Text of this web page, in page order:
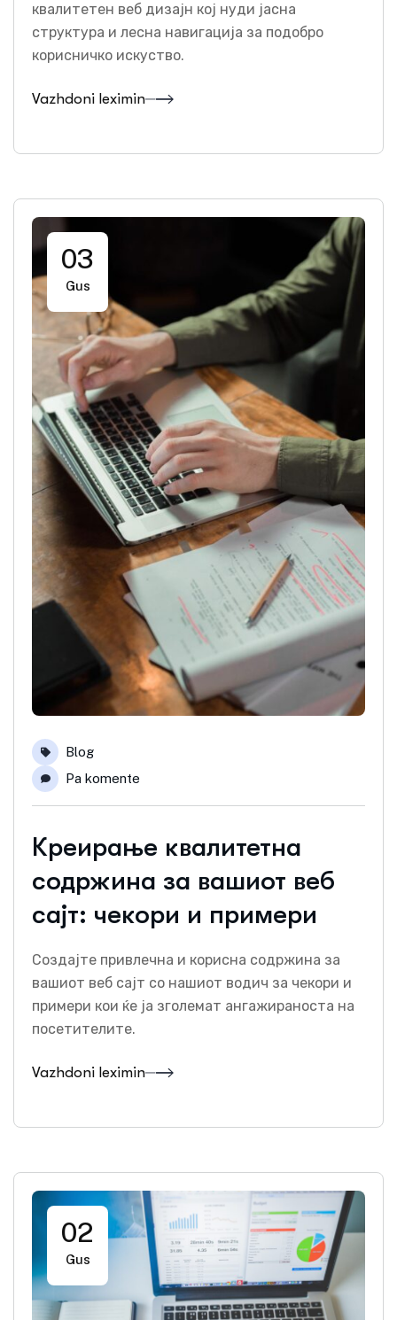
квалитетен веб дизајн кој нуди јасна
структура и лесна навигација за подобро
корисничко искуство.
Vazhdoni leximin
03
Gus
Blog
Pa komente
Креирање квалитетна
содржина за вашиот веб
сајт: чекори и примери
Создајте привлечна и корисна содржина за
вашиот веб сајт со нашиот водич за чекори и
примери кои ќе ја зголемат ангажираноста на
посетителите.
Vazhdoni leximin
02
Gus